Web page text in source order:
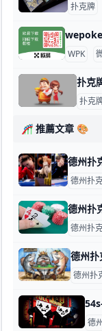
扑克牌
WPK
扑克
🎢 推薦文章 🎨
德州扑
德州扑
德州扑
德